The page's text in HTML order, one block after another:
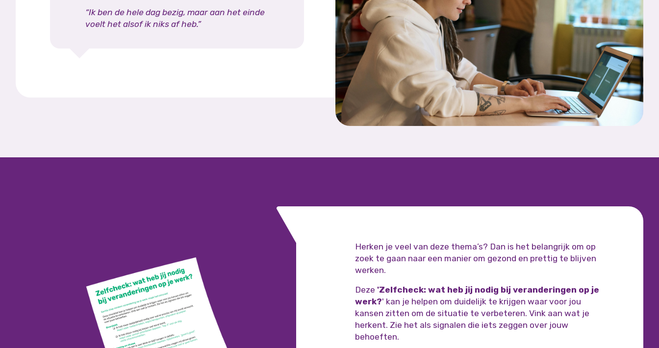
“Ik ben de hele dag bezig, maar aan het einde
voelt het alsof ik niks af heb.”
Herken je veel van deze thema’s? Dan is het belangrijk om op
zoek te gaan naar een manier om gezond en prettig te blijven
werken.
Deze 'Zelfcheck: wat heb jij nodig bij veranderingen op je
werk?' kan je helpen om duidelijk te krijgen waar voor jou
kansen zitten om de situatie te verbeteren. Vink aan wat je
herkent. Zie het als signalen die iets zeggen over jouw
behoeften.